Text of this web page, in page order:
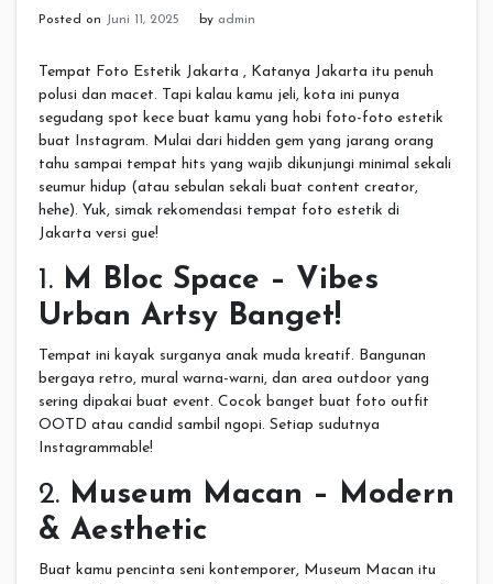
Posted on Juni 11, 2025 by admin
Tempat Foto Estetik Jakarta , Katanya Jakarta itu penuh
polusi dan macet. Tapi kalau kamu jeli, kota ini punya
segudang spot kece buat kamu yang hobi foto-foto estetik
buat Instagram. Mulai dari hidden gem yang jarang orang
tahu sampai tempat hits yang wajib dikunjungi minimal sekali
seumur hidup (atau sebulan sekali buat content creator,
hehe). Yuk, simak rekomendasi tempat foto estetik di
Jakarta versi gue!
1. M Bloc Space – Vibes
Urban Artsy Banget!
Tempat ini kayak surganya anak muda kreatif. Bangunan
bergaya retro, mural warna-warni, dan area outdoor yang
sering dipakai buat event. Cocok banget buat foto outfit
OOTD atau candid sambil ngopi. Setiap sudutnya
Instagrammable!
2. Museum Macan – Modern
& Aesthetic
Buat kamu pencinta seni kontemporer, Museum Macan itu